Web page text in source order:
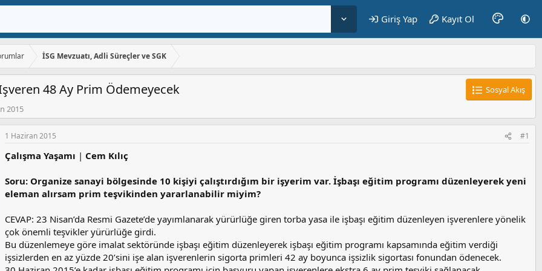
Giriş Yap Kayıt Ol
İSG Mevzuatı, Adli Süreçler ve SGK
48 Ay Prim Ödemeyecek
Sosyal Akış
2015
1 Haziran 2015 #1
Çalışma Yaşamı | Cem Kılıç
Soru: Organize sanayi bölgesinde 10 kişiyi çalıştırdığım bir işyerim var. İşbaşı eğitim programı düzenleyerek yeni
eleman alırsam prim teşvikinden yararlanabilir miyim?
CEVAP: 23 Nisan’da Resmi Gazete’de yayımlanarak yürürlüğe giren torba yasa ile işbaşı eğitim düzenleyen işverenlere yönelik
çok önemli teşvikler yürürlüğe girdi.
Bu düzenlemeye göre imalat sektöründe işbaşı eğitim düzenleyerek işbaşı eğitim programı kapsamında eğitim verdiği
işsizlerden en az yüzde 20’sini işe alan işverenlerin sigorta primleri 42 ay boyunca işsizlik sigortası fonundan ödenecek.